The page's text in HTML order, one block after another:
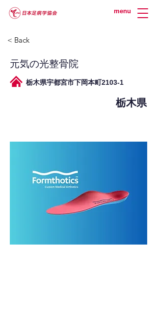
menu
< Back
元気の光整骨院
栃木県宇都宮市下岡本町2103-1
栃木県